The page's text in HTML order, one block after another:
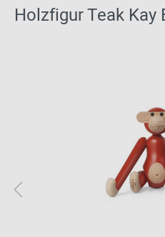
Holzfigur Teak Kay